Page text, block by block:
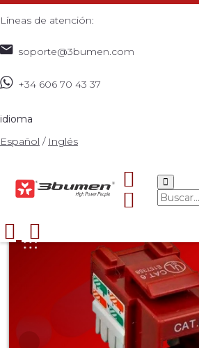
Líneas de atención:
soporte@3bumen.com
+34 606 70 43 37
idioma
Español / Inglés
CAT6 BOLSA DE 5 UNDS ROJO